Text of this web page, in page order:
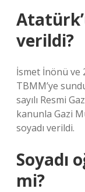
verildi?
İsmet İnönü ve
TBMM’ye
sayılı Resmi
kanunla Gazi
soyadı verildi.
Soyadı
mi?